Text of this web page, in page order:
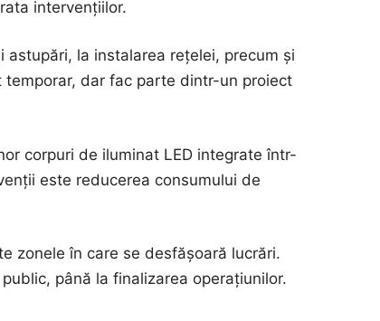
intervențiilor.
la instalarea rețelei, precum și
dar fac parte dintr-un proiect
corpuri de iluminat LED integrate într-
este reducerea consumului de
zonele în care se desfășoară lucrări.
până la finalizarea operațiunilor.